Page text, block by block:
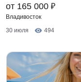
от 165 000 ₽
Владивосток
30 июля
494